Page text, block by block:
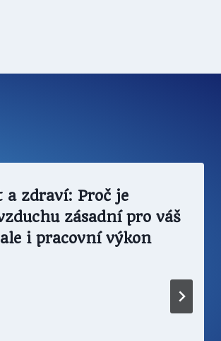
a zdraví: Proč je
zásadní pro váš
i pracovní výkon